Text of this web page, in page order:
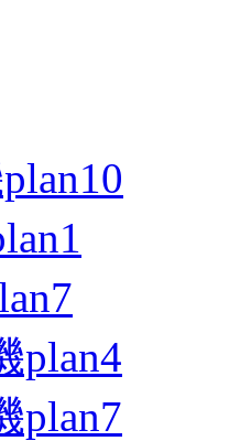
10
1
7
plan4
plan7